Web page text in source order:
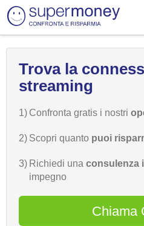
Trova la
streaming
1) Confronta gratis i nostri
2) Scopri quanto puoi
3) Richiedi una consulenza
impegno
Chiama